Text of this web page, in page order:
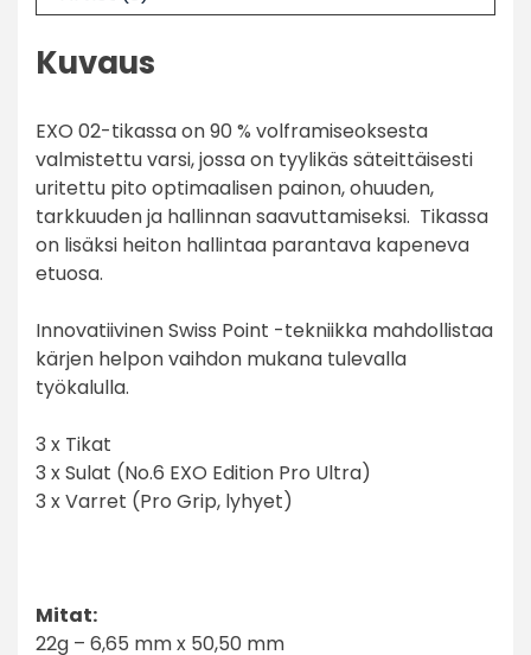
Kuvaus
EXO 02-tikassa on 90 % volframiseoksesta
valmistettu varsi, jossa on tyylikäs säteittäisesti
uritettu pito optimaalisen painon, ohuuden,
tarkkuuden ja hallinnan saavuttamiseksi. Tikassa
on lisäksi heiton hallintaa parantava kapeneva
etuosa.
Innovatiivinen Swiss Point -tekniikka mahdollistaa
kärjen helpon vaihdon mukana tulevalla
työkalulla.
3 x Tikat
3 x Sulat (No.6 EXO Edition Pro Ultra)
3 x Varret (Pro Grip, lyhyet)
Mitat:
22g – 6,65 mm x 50,50 mm